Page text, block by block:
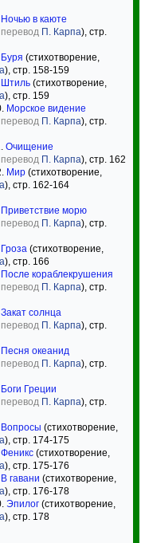
Ночью в каюте
перевод П. Карпа), стр.
Буря (стихотворение,
), стр. 158-159
Штиль (стихотворение,
), стр. 159
Морское видение
перевод П. Карпа), стр.
Очищение
перевод П. Карпа), стр. 162
Мир (стихотворение,
), стр. 162-164
Приветствие морю
перевод П. Карпа), стр.
Гроза (стихотворение,
), стр. 166
После кораблекрушения
перевод П. Карпа), стр.
Закат солнца
перевод П. Карпа), стр.
Песня океанид
перевод П. Карпа), стр.
Боги Греции
перевод П. Карпа), стр.
Вопросы (стихотворение,
), стр. 174-175
Феникс (стихотворение,
), стр. 175-176
В гавани (стихотворение,
), стр. 176-178
Эпилог (стихотворение,
), стр. 178